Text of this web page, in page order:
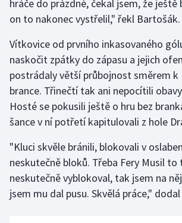
hráče do prázdné, čekal jsem, že ještě
on to nakonec vystřelil," řekl Bartošák.
Vítkovice od prvního inkasovaného
naskočit zpátky do zápasu a jejich
postrádaly větší průbojnost směrem k
brance. Třinečtí tak ani nepocítili
Hosté se pokusili ještě o hru bez
šance v ní potřetí kapitulovali z hole
"Kluci skvěle bránili, blokovali v
neskutečně bloků. Třeba Fery Musil
neskutečně vyblokoval, tak jsem na
jsem mu dal pusu. Skvělá práce,"